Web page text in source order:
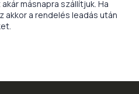
másnapra szállítjuk. Ha
a rendelés leadás után